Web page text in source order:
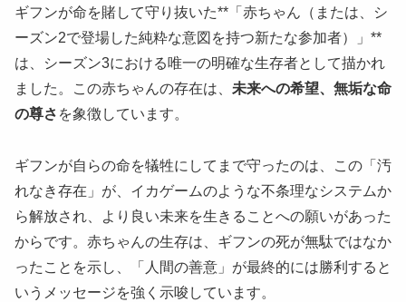
ギフンが命を賭して守り抜いた**「赤ちゃん（または、シ
ーズン2で登場した純粋な意図を持つ新たな参加者）」**
は、シーズン3における唯一の明確な生存者として描かれ
ました。この赤ちゃんの存在は、 未来への希望、無垢な命
の尊さ を象徴しています。
ギフンが自らの命を犠牲にしてまで守ったのは、この「汚
れなき存在」が、イカゲームのような不条理なシステムか
ら解放され、より良い未来を生きることへの願いがあった
からです。赤ちゃんの生存は、ギフンの死が無駄ではなか
ったことを示し、「人間の善意」が最終的には勝利すると
いうメッセージを強く示唆しています。